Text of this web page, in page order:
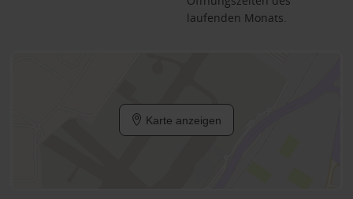
laufenden Monats.
Karte anzeigen